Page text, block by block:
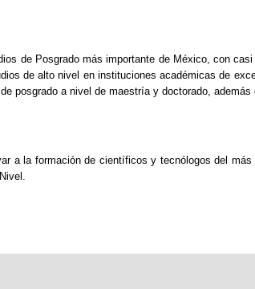
de Posgrado más importante de México, con
de alto nivel en instituciones académicas de
posgrado a nivel de maestría y doctorado,
a la formación de científicos y tecnólogos del